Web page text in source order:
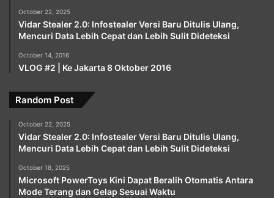
October 22, 2025
Vidar Stealer 2.0: Infostealer Versi Baru Ditulis Ulang,
Mencuri Data Lebih Cepat dan Lebih Sulit Dideteksi
October 14, 2016
VLOG #2 | Ke Jakarta 8 Oktober 2016
Random Post
October 22, 2025
Vidar Stealer 2.0: Infostealer Versi Baru Ditulis Ulang,
Mencuri Data Lebih Cepat dan Lebih Sulit Dideteksi
October 18, 2025
Microsoft PowerToys Kini Dapat Beralih Otomatis Antara
Mode Terang dan Gelap Sesuai Waktu